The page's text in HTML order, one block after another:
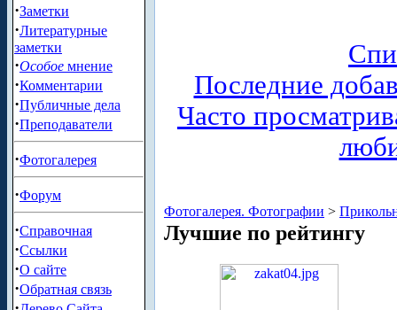
·Заметки
·Литературные
заметки
·Особое мнение
·Комментарии
·Публичные дела
·Преподаватели
·Фотогалерея
·Форум
·Справочная
·Ссылки
·О сайте
·Обратная связь
Последние
Часто
Фотогалерея. Фотографии >
Лучшие по рейтингу